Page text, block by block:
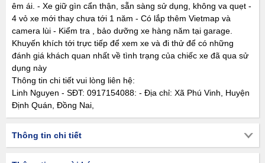
êm ái. - Xe giữ gìn cẩn thận, sẵn sàng sử dụng, không va quẹt -
4 vỏ xe mới thay chưa tới 1 năm - Có lắp thêm Vietmap và
camera lùi - Kiểm tra , bảo dưỡng xe hàng năm tại garage.
Khuyến khích tới trực tiếp để xem xe và đi thử để có những
đánh giá khách quan nhất về tình trạng của chiếc xe đã qua sử
dụng này
Thông tin chi tiết vui lòng liên hệ:
Linh Nguyen - SĐT: 0917154088: - Địa chỉ: Xã Phú Vinh, Huyện
Định Quán, Đồng Nai,
Thông tin chi tiết